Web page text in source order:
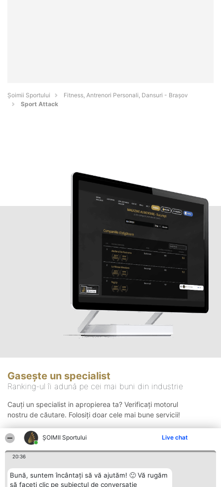
ȘOIMII Sportului Live chat
20:36
Bună, suntem încântați să vă ajutăm! 🙂 Vă rugăm
să faceți clic pe subiectul de conversație
Șoimii Sportului
Fitness, Antrenori Personali, Dansuri - Braşov
Sport Attack
Gasește un specialist
Ranking-ul îi adună pe cei mai buni din industrie
Cauți un specialist in apropierea ta? Verificați motorul
nostru de căutare. Folosiți doar cele mai bune servicii!